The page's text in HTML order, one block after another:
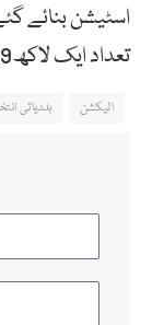
اسٹیشن بنائے
تعداد ایک لاکھ9ہزار687ہے۔
الیکشن بلدیاتی